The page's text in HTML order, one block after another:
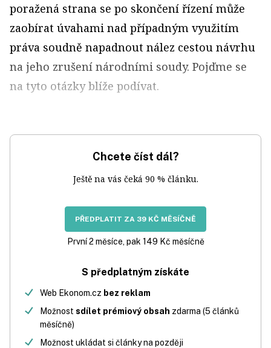
poražená strana se po skončení řízení může
zaobírat úvahami nad případným využitím
práva soudně napadnout nález cestou návrhu
na jeho zrušení národními soudy. Pojďme se
na tyto otázky blíže podívat.
Chcete číst dál?
Ještě na vás čeká 90 % článku.
PŘEDPLATIT ZA 39 KČ MĚSÍČNĚ
První 2 měsíce, pak 149 Kč měsíčně
S předplatným získáte
Web Ekonom.cz bez reklam
Možnost sdílet prémiový obsah zdarma (5 článků
měsíčně)
Možnost ukládat si články na později